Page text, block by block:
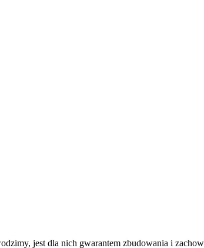
jest dla nich gwarantem zbudowania i